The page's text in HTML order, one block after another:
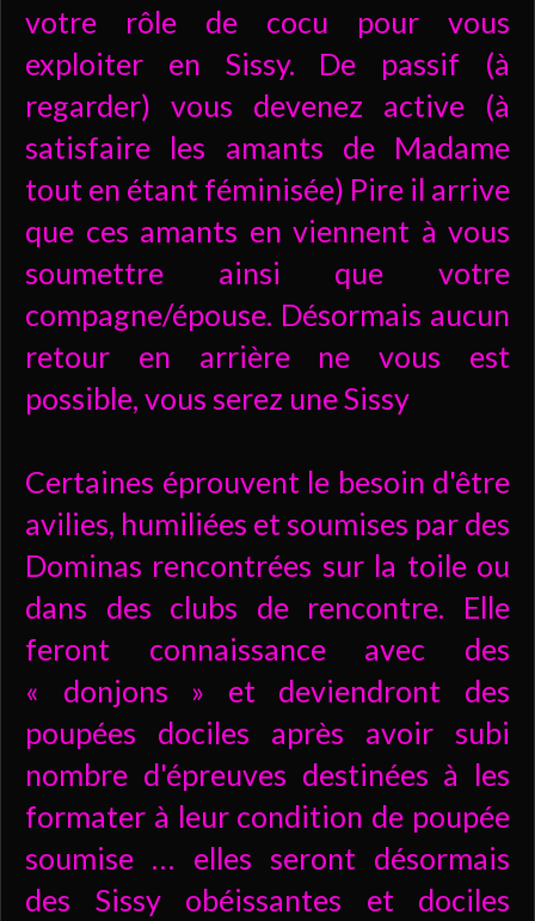
votre rôle de cocu pour vous
exploiter en Sissy. De passif (à
regarder) vous devenez active (à
satisfaire les amants de Madame
tout en étant féminisée) Pire il arrive
que ces amants en viennent à vous
soumettre ainsi que votre
compagne/épouse. Désormais aucun
retour en arrière ne vous est
possible, vous serez une Sissy
Certaines éprouvent le besoin d'être
avilies, humiliées et soumises par des
Dominas rencontrées sur la toile ou
dans des clubs de rencontre. Elle
feront connaissance avec des
« donjons » et deviendront des
poupées dociles après avoir subi
nombre d'épreuves destinées à les
formater à leur condition de poupée
soumise … elles seront désormais
des Sissy obéissantes et dociles